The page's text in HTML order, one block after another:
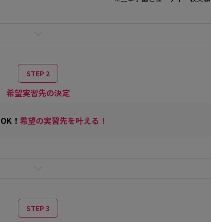
STEP 2
希望実習先の決定
！ 希望の実習先を叶える！
STEP 3